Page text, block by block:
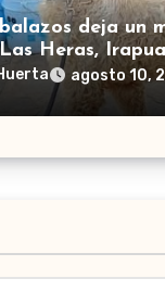
deja un
Heras,
agosto 10,